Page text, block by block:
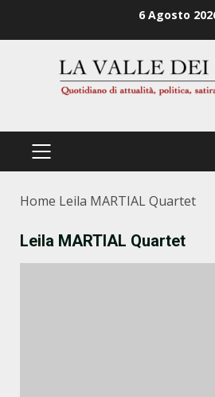
6 Agosto
PRIMÄRES
Home Leila MARTIAL Quartet
Leila MARTIAL Quartet